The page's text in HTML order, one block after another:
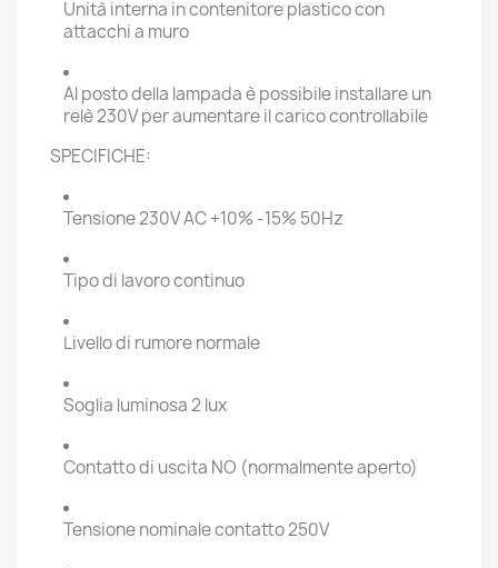
Unità interna in contenitore plastico con
attacchi a muro
Al posto della lampada è possibile installare un
relè 230V per aumentare il carico controllabile
SPECIFICHE:
Tensione 230V AC +10% -15% 50Hz
Tipo di lavoro continuo
Livello di rumore normale
Soglia luminosa 2 lux
Contatto di uscita NO (normalmente aperto)
Tensione nominale contatto 250V